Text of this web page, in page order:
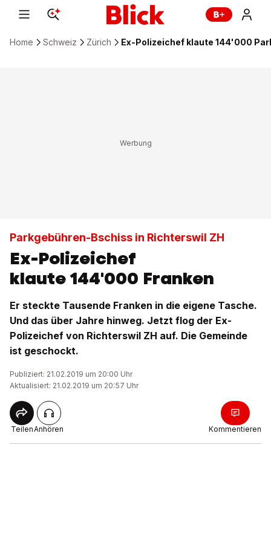
Home Schweiz Zürich Ex-Polizeichef klaute 144'000
Parkgebühren-Bschiss in Richterswil ZH
Ex-Polizeichef
klaute 144'000 Franken
Er steckte Tausende Franken in die eigene Tasche.
Und das über Jahre hinweg. Jetzt flog der Ex-
Polizeichef von Richterswil ZH auf. Die Gemeinde
ist geschockt.
Publiziert: 21.02.2019 um 20:00 Uhr
Aktualisiert: 21.02.2019 um 20:57 Uhr
TeilenAnhören Kommentieren